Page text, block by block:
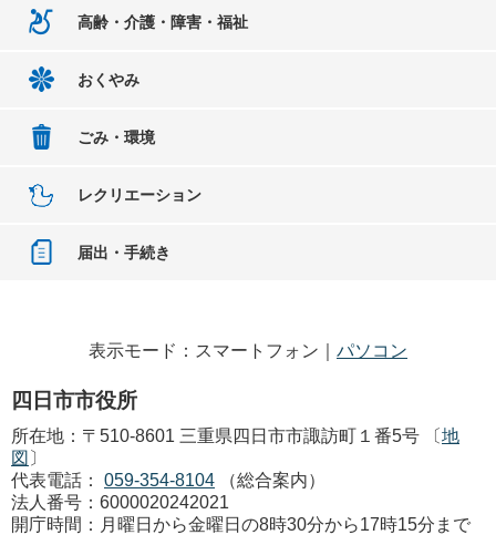
高齢・介護・障害・福祉
おくやみ
ごみ・環境
レクリエーション
届出・手続き
表示モード：スマートフォン｜ パソコン
四日市市役所
所在地：〒510-8601 三重県四日市市諏訪町１番5号 〔地
図 〕
代表電話：
059-354-8104
（総合案内）
法人番号：6000020242021
開庁時間：月曜日から金曜日の8時30分から17時15分まで